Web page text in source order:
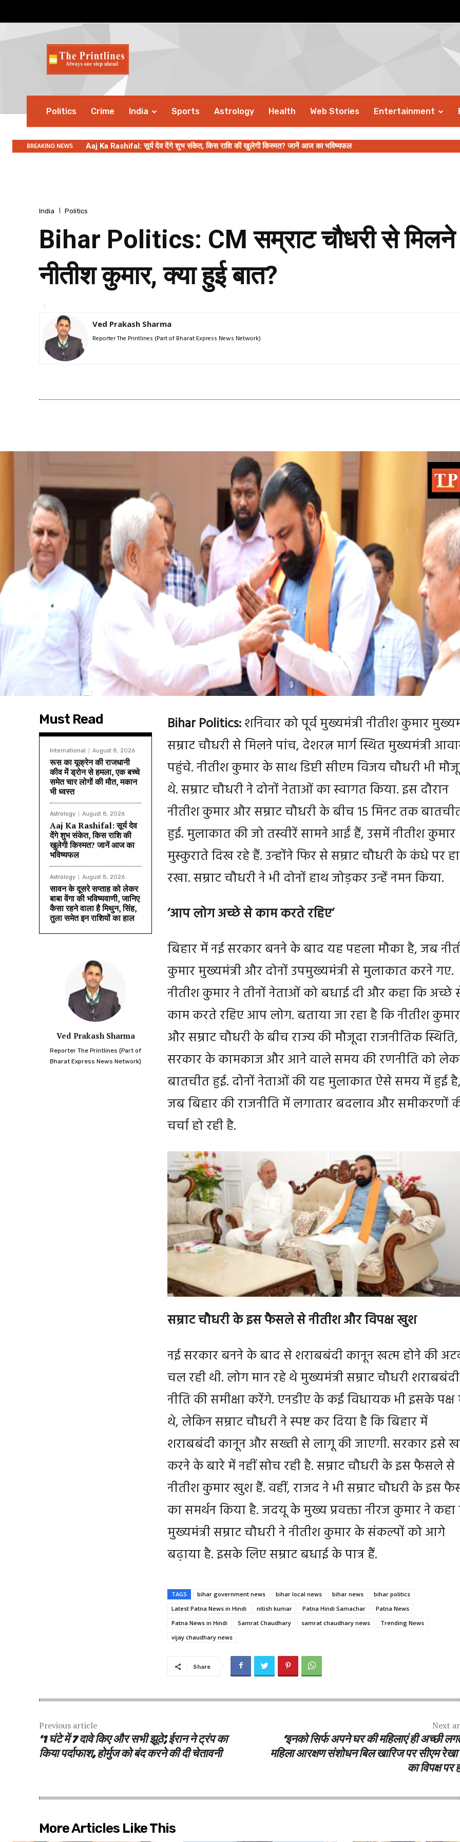
Politics Crime India Sports Astrology Health Web Stories Entertainment
BREAKING NEWS Aaj Ka Rashifal: सूर्य देव देंगे शुभ संकेत, किस राशि की खुलेगी किस्मत? जानें आज का भविष्यफल
सावन के दूसरे सप्ताह को लेकर बाबा वेंगा की भविष्यवाणी, जानिए कैसा रहने वाला है मिथुन, सिंह, तुला समेत इन राशियों का हाल
India Politics
Bihar Politics: CM सम्राट चौधरी से मिलने
नीतीश कुमार, क्या हुई बात?
Ved Prakash Sharma
Reporter The Printlines (Part of Bharat Express News Network)
Must Read
International August 8, 2026
रूस का यूक्रेन की राजधानी
कीव में ड्रोन से हमला, एक बच्चे
समेत चार लोगों की मौत, मकान
भी ध्वस्त
Astrology August 8, 2026
Aaj Ka Rashifal: सूर्य देव
देंगे शुभ संकेत, किस राशि की
खुलेगी किस्मत? जानें आज का
भविष्यफल
Astrology August 8, 2026
सावन के दूसरे सप्ताह को लेकर
बाबा वेंगा की भविष्यवाणी, जानिए
कैसा रहने वाला है मिथुन, सिंह,
तुला समेत इन राशियों का हाल
Ved Prakash Sharma
Reporter The Printlines (Part of
Bharat Express News Network)
Bihar Politics:शनिवार को पूर्व मुख्यमंत्री नीतीश कुमार
सम्राट चौधरी से मिलने पांच, देशरत्न मार्ग स्थित मुख्यमंत्री
पहुंचे. नीतीश कुमार के साथ डिप्टी सीएम विजय चौधरी भी
थे. सम्राट चौधरी ने दोनों नेताओं का स्वागत किया. इस दौरान
नीतीश कुमार और सम्राट चौधरी के बीच 15 मिनट तक
हुई. मुलाकात की जो तस्वीरें सामने आईं हैं, उसमें नीतीश कुमार
मुस्कुराते दिख रहे हैं. उन्होंने फिर से सम्राट चौधरी के कंधे पर
रखा. सम्राट चौधरी ने भी दोनों हाथ जोड़कर उन्हें नमन किया.
‘आप लोगअच्छे से काम करते रहिए‘
बिहार में नई सरकार बनने के बाद यह पहला मौका है, जब
कुमार मुख्यमंत्री और दोनों उपमुख्यमंत्री से मुलाकात करने गए.
नीतीश कुमार ने तीनों नेताओं को बधाई दी और कहा कि अच्छे
काम करते रहिए आप लोग. बताया जा रहा है कि नीतीश कुमार
और सम्राट चौधरी के बीच राज्य की मौजूदा राजनीतिक स्थिति,
सरकार के कामकाज और आने वाले समय की रणनीति को
बातचीत हुई. दोनों नेताओं की यह मुलाकात ऐसे समय में हुई
जब बिहार की राजनीति में लगातार बदलाव और समीकरणों
चर्चा हो रही है.
सम्राट चौधरी के इस फैसले से नीतीश और विपक्ष खुश
नई सरकार बनने के बाद से शराबबंदी कानून खत्म होने की
चल रही थी. लोग मान रहे थे मुख्यमंत्री सम्राट चौधरी शराबबंदी
नीति की समीक्षा करेंगे. एनडीए के कई विधायक भी इसके पक्ष
थे, लेकिन सम्राट चौधरी ने स्पष्ट कर दिया है कि बिहार में
शराबबंदी कानून और सख्ती से लागू की जाएगी. सरकार इसे
करने के बारे में नहीं सोच रही है. सम्राट चौधरी के इस फैसले से
नीतीश कुमार खुश हैं. वहीं, राजद ने भी सम्राट चौधरी के इस
का समर्थन किया है. जदयू के मुख्य प्रवक्ता नीरज कुमार ने कहा
मुख्यमंत्री सम्राट चौधरी ने नीतीश कुमार के संकल्पों को आगे
बढ़ाया है. इसके लिए सम्राट बधाई के पात्र हैं.
TAGS bihar government news bihar local news bihar news
bihar politics
Latest Patna News in Hindi
nitish kumar Patna Hindi Samachar
Patna News
Patna News in Hindi
Samrat Chaudhary samrat chaudhary news
Trending News
vijay chaudhary news
Share
Previous article
‘1 घंटे में 7 दावे किए और सभी झूठे’, ईरान ने ट्रंप का
किया पर्दाफाश, होर्मुज को बंद करने की दी चेतावनी
Next
‘इनको सिर्फ अपने घर की महिलाएं ही अच्छी
महिला आरक्षण संशोधन बिल खारिज पर सीएम रेखा
का विपक्ष पर
More Articles Like This